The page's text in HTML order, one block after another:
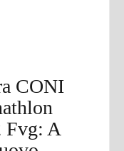
CONI
Fvg: A